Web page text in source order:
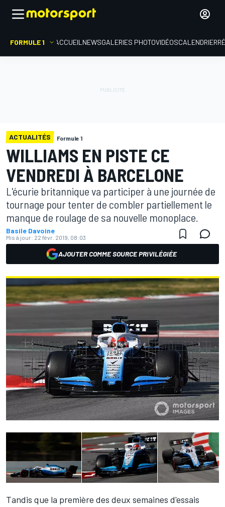
FORMULE 1 ACCUEIL NEWSGALERIES PHOTOVIDÉOSCALENDRIER
ACTUALITÉS Formule 1
WILLIAMS EN PISTE CE
VENDREDI À BARCELONE
L'écurie britannique va participer à une journée de
tournage pour tenter de combler partiellement le
manque de roulage de sa nouvelle monoplace.
Basile Davoine
Mis à jour: 22 févr. 2019, 08:03
AJOUTER COMME SOURCE PRIVILÉGIÉE
Tandis que la première des deux semaines d'essais